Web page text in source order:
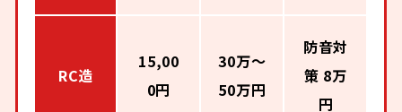
RC造
15,00
0円
30万〜
50万円
防音対
策 8万
円